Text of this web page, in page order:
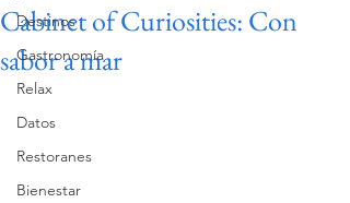
Destinos
Gastronomía
Relax
Datos
Restoranes
Bienestar
Cabinet of Curiosities: Con
sabor a mar